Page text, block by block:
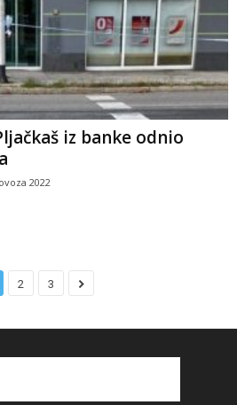
iz banke odnio
2022
2 3